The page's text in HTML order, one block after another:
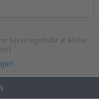
Servicegebühr in Höhe